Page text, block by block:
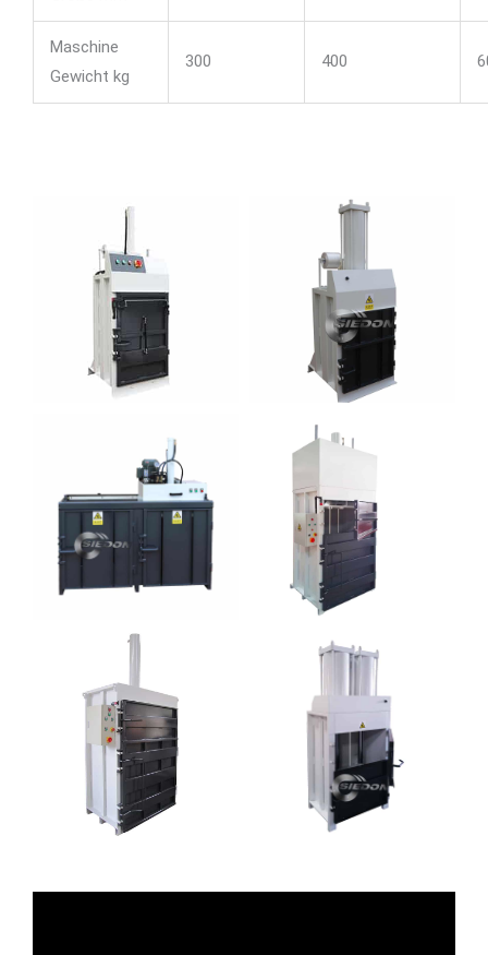
Maschine
Gewicht kg
300 400